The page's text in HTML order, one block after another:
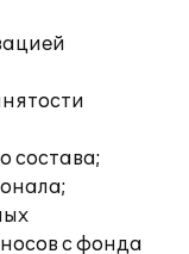
состава;
с фонда